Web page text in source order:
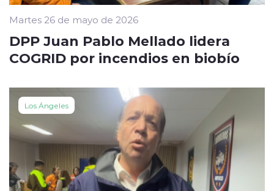
Martes 26 de mayo de 2026
DPP Juan Pablo Mellado lidera
COGRID por incendios en biobío
Los Ángeles